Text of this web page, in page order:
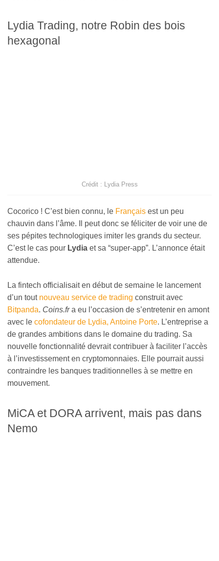
Lydia Trading, notre Robin des bois
hexagonal
Crédit : Lydia Press
Cocorico ! C’est bien connu, le Français est un peu
chauvin dans l’âme. Il peut donc se féliciter de voir une de
ses pépites technologiques imiter les grands du secteur.
C’est le cas pour Lydia et sa “super-app”. L’annonce était
attendue.
La fintech officialisait en début de semaine le lancement
d’un tout nouveau service de trading construit avec
Bitpanda. Coins.fra eu l’occasion de s’entretenir en amont
avec le cofondateur de Lydia, Antoine Porte. L’entreprise a
de grandes ambitions dans le domaine du trading. Sa
nouvelle fonctionnalité devrait contribuer à faciliter l’accès
à l’investissement en cryptomonnaies. Elle pourrait aussi
contraindre les banques traditionnelles à se mettre en
mouvement.
MiCA et DORA arrivent, mais pas dans
Nemo